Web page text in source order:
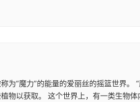
为“魔力”的能量的爱丽丝的摇篮世界。
物以获取。 这个世界上，有一类生物